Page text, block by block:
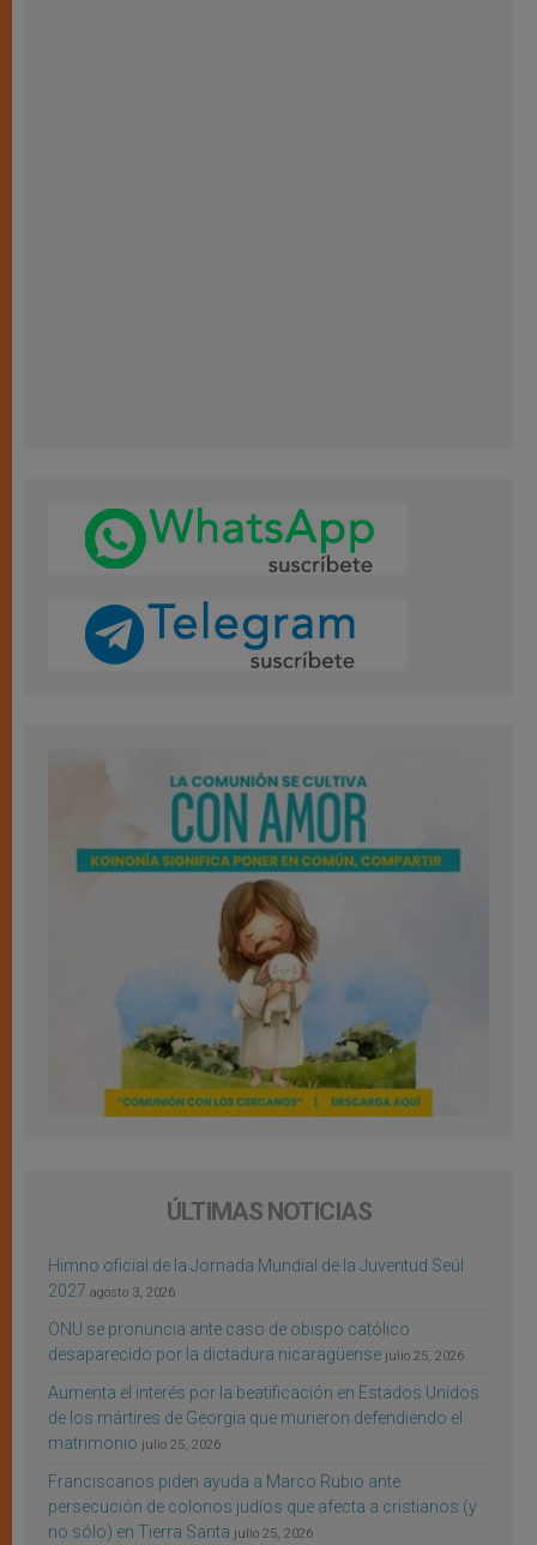
ÚLTIMAS NOTICIAS
Himno oficial de la Jornada Mundial de la Juventud Seúl
2027 agosto 3, 2026
ONU se pronuncia ante caso de obispo católico
desaparecido por la dictadura nicaragüense julio 25, 2026
Aumenta el interés por la beatificación en Estados Unidos
de los mártires de Georgia que murieron defendiendo el
matrimonio julio 25, 2026
Franciscanos piden ayuda a Marco Rubio ante
persecución de colonos judíos que afecta a cristianos (y
no sólo) en Tierra Santa julio 25, 2026